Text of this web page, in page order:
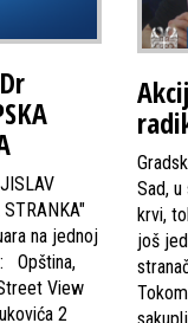
na jednoj
Opština,
View
2
Sad,
krvi,
još